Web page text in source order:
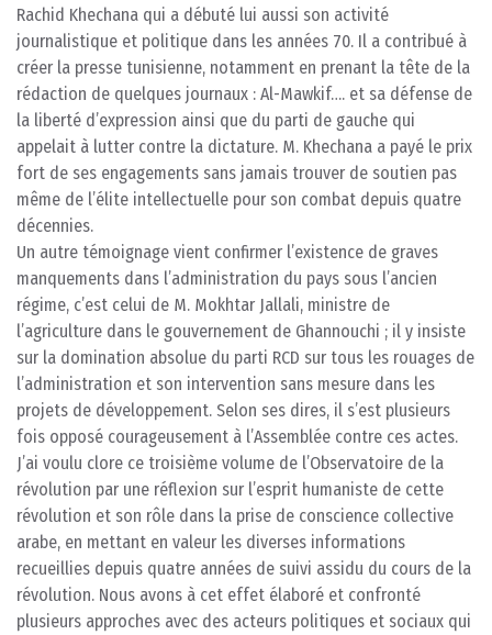
Rachid Khechana qui a débuté lui aussi son activité
journalistique et politique dans les années 70. Il a contribué à
créer la presse tunisienne, notamment en prenant la tête de la
rédaction de quelques journaux : Al-Mawkif…. et sa défense de
la liberté d’expression ainsi que du parti de gauche qui
appelait à lutter contre la dictature. M. Khechana a payé le prix
fort de ses engagements sans jamais trouver de soutien pas
même de l’élite intellectuelle pour son combat depuis quatre
décennies.
Un autre témoignage vient confirmer l’existence de graves
manquements dans l’administration du pays sous l’ancien
régime, c’est celui de M. Mokhtar Jallali, ministre de
l’agriculture dans le gouvernement de Ghannouchi ; il y insiste
sur la domination absolue du parti RCD sur tous les rouages de
l’administration et son intervention sans mesure dans les
projets de développement. Selon ses dires, il s’est plusieurs
fois opposé courageusement à l’Assemblée contre ces actes.
J’ai voulu clore ce troisième volume de l’Observatoire de la
révolution par une réflexion sur l’esprit humaniste de cette
révolution et son rôle dans la prise de conscience collective
arabe, en mettant en valeur les diverses informations
recueillies depuis quatre années de suivi assidu du cours de la
révolution. Nous avons à cet effet élaboré et confronté
plusieurs approches avec des acteurs politiques et sociaux qui